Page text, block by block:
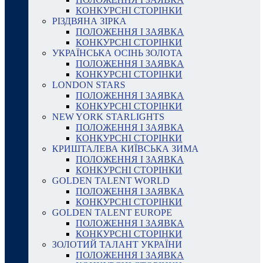
КОНКУРСНІ СТОРІНКИ
РІЗДВЯНА ЗІРКА
ПОЛОЖЕННЯ І ЗАЯВКА
КОНКУРСНІ СТОРІНКИ
УКРАЇНСЬКА ОСІНЬ ЗОЛОТА
ПОЛОЖЕННЯ І ЗАЯВКА
КОНКУРСНІ СТОРІНКИ
LONDON STARS
ПОЛОЖЕННЯ І ЗАЯВКА
КОНКУРСНІ СТОРІНКИ
NEW YORK STARLIGHTS
ПОЛОЖЕННЯ І ЗАЯВКА
КОНКУРСНІ СТОРІНКИ
КРИШТАЛЕВА КИЇВСЬКА ЗИМА
ПОЛОЖЕННЯ І ЗАЯВКА
КОНКУРСНІ СТОРІНКИ
GOLDEN TALENT WORLD
ПОЛОЖЕННЯ І ЗАЯВКА
КОНКУРСНІ СТОРІНКИ
GOLDEN TALENT EUROPE
ПОЛОЖЕННЯ І ЗАЯВКА
КОНКУРСНІ СТОРІНКИ
ЗОЛОТИЙ ТАЛАНТ УКРАЇНИ
ПОЛОЖЕННЯ І ЗАЯВКА